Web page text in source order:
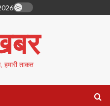
हमारी ताकत